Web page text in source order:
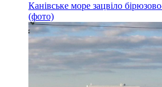
Канівське море зацвіло
(фото)